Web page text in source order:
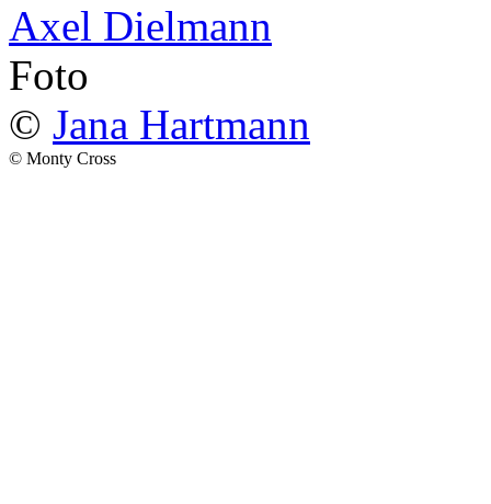
Axel Dielmann
Foto
© Jana Hartmann
© Monty Cross